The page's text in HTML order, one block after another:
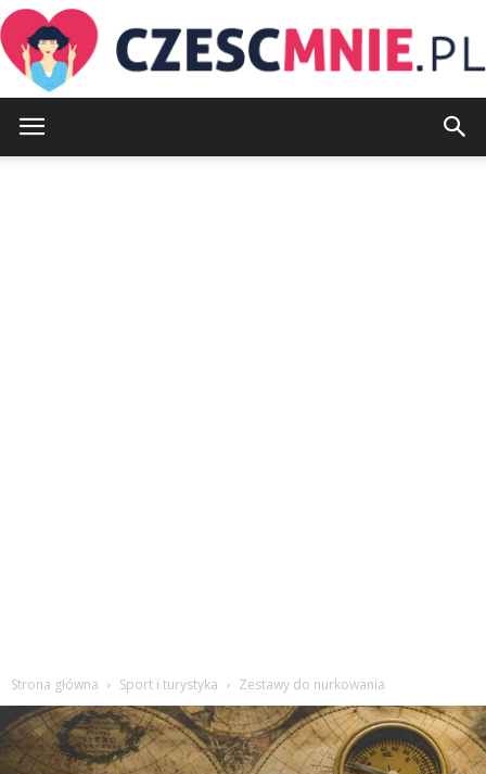
Strona główna Sport i turystyka Zestawy do nurkowania